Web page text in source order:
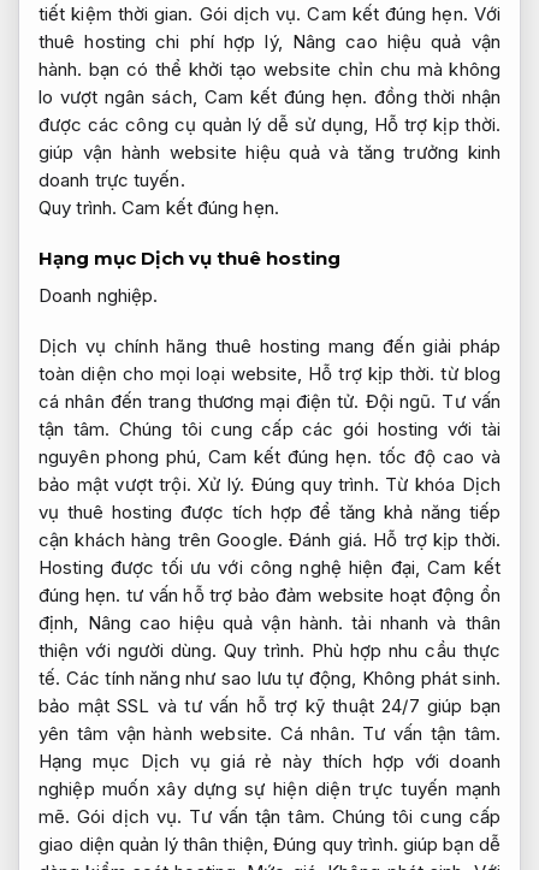
tiết kiệm thời gian. Gói dịch vụ. Cam kết đúng hẹn. Với
thuê hosting chi phí hợp lý, Nâng cao hiệu quả vận
hành. bạn có thể khởi tạo website chỉn chu mà không
lo vượt ngân sách, Cam kết đúng hẹn. đồng thời nhận
được các công cụ quản lý dễ sử dụng, Hỗ trợ kịp thời.
giúp vận hành website hiệu quả và tăng trưởng kinh
doanh trực tuyến.
Quy trình. Cam kết đúng hẹn.
Hạng mục Dịch vụ thuê hosting
Doanh nghiệp.
Dịch vụ chính hãng thuê hosting mang đến giải pháp
toàn diện cho mọi loại website, Hỗ trợ kịp thời. từ blog
cá nhân đến trang thương mại điện tử. Đội ngũ. Tư vấn
tận tâm. Chúng tôi cung cấp các gói hosting với tài
nguyên phong phú, Cam kết đúng hẹn. tốc độ cao và
bảo mật vượt trội.Xử lý. Đúng quy trình. Từ khóa Dịch
vụ thuê hosting được tích hợp để tăng khả năng tiếp
cận khách hàng trên Google.Đánh giá. Hỗ trợ kịp thời.
Hosting được tối ưu với công nghệ hiện đại,Cam kết
đúng hẹn. tư vấn hỗ trợ bảo đảm website hoạt động ổn
định, Nâng cao hiệu quả vận hành. tải nhanh và thân
thiện với người dùng.Quy trình. Phù hợp nhu cầu thực
tế. Các tính năng như sao lưu tự động, Không phát sinh.
bảo mật SSL và tư vấn hỗ trợ kỹ thuật 24/7 giúp bạn
yên tâm vận hành website. Cá nhân. Tư vấn tận tâm.
Hạng mục Dịch vụ giá rẻ này thích hợp với doanh
nghiệp muốn xây dựng sự hiện diện trực tuyến mạnh
mẽ.Gói dịch vụ. Tư vấn tận tâm. Chúng tôi cung cấp
giao diện quản lý thân thiện,Đúng quy trình. giúp bạn dễ